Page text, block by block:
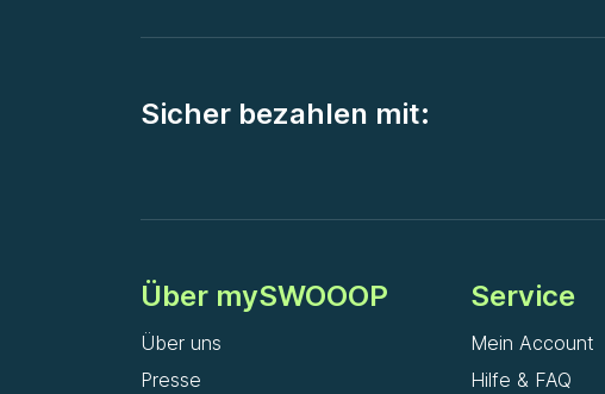
Sicher bezahlen mit:
Über mySWOOOP
Über uns
Presse
Service
Mein Account
Hilfe & FAQ